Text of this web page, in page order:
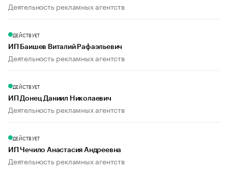
Деятельность рекламных агентств
ДЕЙСТВУЕТ
ИП Баишев Виталий Рафаэльевич
Деятельность рекламных агентств
ДЕЙСТВУЕТ
ИП Донец Даниил Николаевич
Деятельность рекламных агентств
ДЕЙСТВУЕТ
ИП Чечило Анастасия Андреевна
Деятельность рекламных агентств